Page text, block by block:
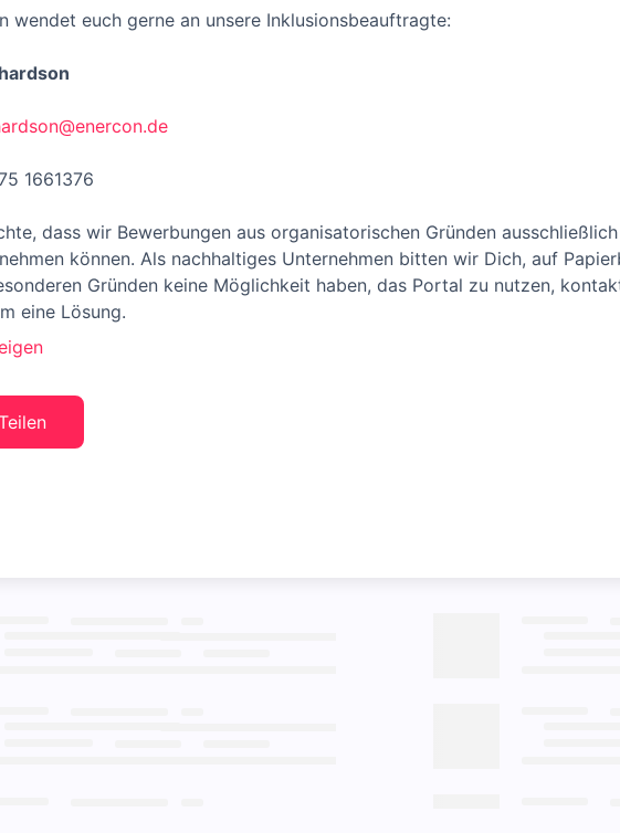
wendet euch gerne an unsere Inklusionsbeauftragte:
1661376
dass wir Bewerbungen aus organisatorischen Gründen
können. Als nachhaltiges Unternehmen bitten wir Dich, auf
Gründen keine Möglichkeit haben, das Portal zu nutzen,
eine Lösung.